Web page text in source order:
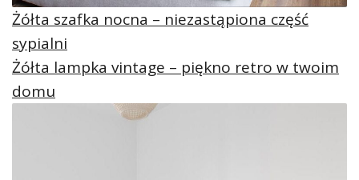
Żółta szafka nocna – niezastąpiona część
sypialni
Żółta lampka vintage – piękno retro w twoim
domu